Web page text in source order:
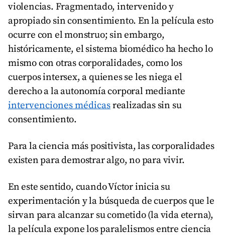
violencias. Fragmentado, intervenido y
apropiado sin consentimiento. En la película esto
ocurre con el monstruo; sin embargo,
históricamente, el sistema biomédico ha hecho lo
mismo con otras corporalidades, como los
cuerpos intersex, a quienes se les niega el
derecho a la autonomía corporal mediante
intervenciones médicasrealizadas sin su
consentimiento.
Para la ciencia más positivista, las corporalidades
existen para demostrar algo, no para vivir.
En este sentido, cuando Víctor inicia su
experimentación y la búsqueda de cuerpos que le
sirvan para alcanzar su cometido (la vida eterna),
la película expone los paralelismos entre ciencia